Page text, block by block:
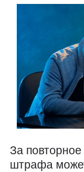
За
штрафа